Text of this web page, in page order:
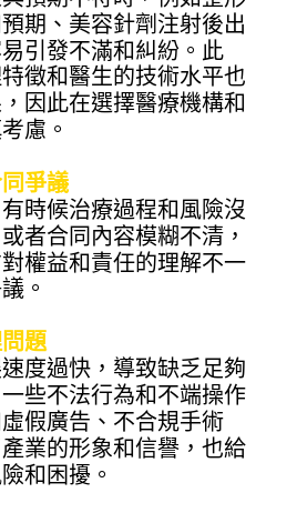
期、美容針劑注射後出
引發不滿和糾紛。此
徵和醫生的技術水平也
因此在選擇醫療機構和
慮。
爭議
時候治療過程和風險沒
者合同內容模糊不清，
權益和責任的理解不一
。
題
度過快，導致缺乏足夠
些不法行為和不端操作
假廣告、不合規手術
業的形象和信譽，也給
和困擾。